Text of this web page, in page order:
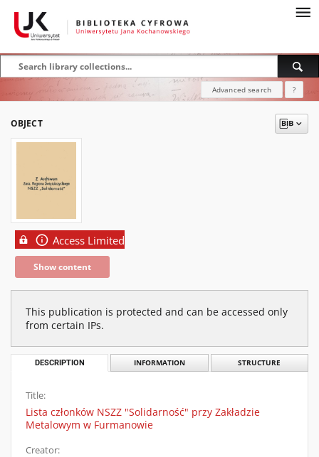
Advanced search ?
OBJECT
Access Limited
Show content
This publication is protected and can be accessed only
from certain IPs.
DESCRIPTION INFORMATION STRUCTURE
Title:
Lista członków NSZZ "Solidarność" przy Zakładzie
Metalowym w Furmanowie
Creator: